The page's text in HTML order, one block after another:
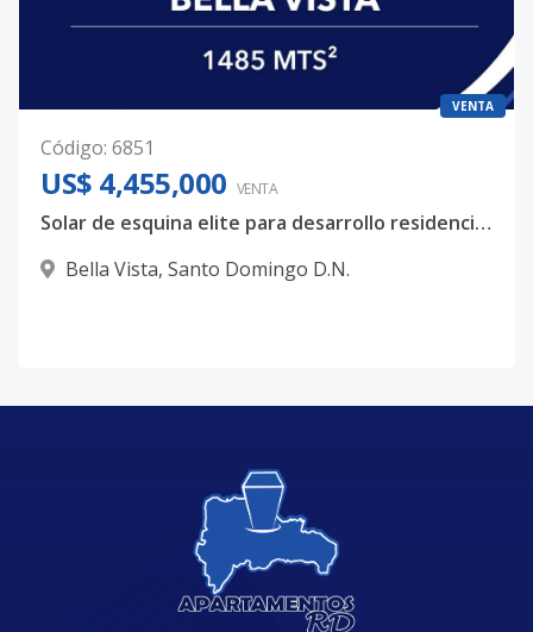
VENTA
Código: 6851
US$ 4,455,000 VENTA
Solar de esquina elite para desarrollo residencial o mixto – Bella Vista
Bella Vista, Santo Domingo D.N.